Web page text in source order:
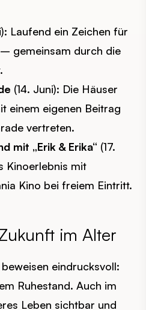
Laufend ein Zeichen für
gemeinsam durch die
(14. Juni): Die Häuser
einem eigenen Beitrag
vertreten.
mit „Erik & Erika“ (17.
Kinoerlebnis mit
Kino bei freiem Eintritt.
im Alter
eindrucksvoll:
Ruhestand. Auch im
Leben sichtbar und